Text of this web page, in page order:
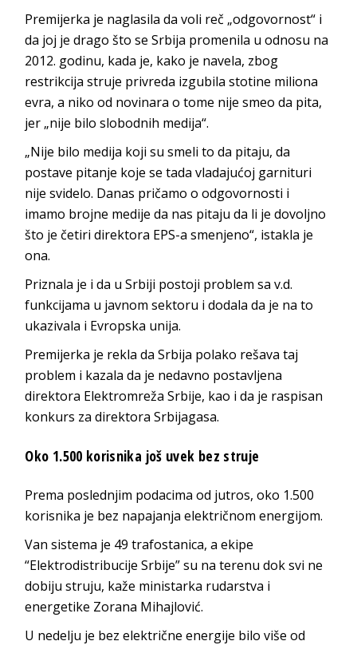
Premijerka je naglasila da voli reč „odgovornost“ i
da joj je drago što se Srbija promenila u odnosu na
2012. godinu, kada je, kako je navela, zbog
restrikcija struje privreda izgubila stotine miliona
evra, a niko od novinara o tome nije smeo da pita,
jer „nije bilo slobodnih medija“.
„Nije bilo medija koji su smeli to da pitaju, da
postave pitanje koje se tada vladajućoj garnituri
nije svidelo. Danas pričamo o odgovornosti i
imamo brojne medije da nas pitaju da li je dovoljno
što je četiri direktora EPS-a smenjeno“, istakla je
ona.
Priznala je i da u Srbiji postoji problem sa v.d.
funkcijama u javnom sektoru i dodala da je na to
ukazivala i Evropska unija.
Premijerka je rekla da Srbija polako rešava taj
problem i kazala da je nedavno postavljena
direktora Elektromreža Srbije, kao i da je raspisan
konkurs za direktora Srbijagasa.
Oko 1.500 korisnika još uvek bez struje
Prema poslednjim podacima od jutros, oko 1.500
korisnika je bez napajanja električnom energijom.
Van sistema je 49 trafostanica, a ekipe
“Elektrodistribucije Srbije” su na terenu dok svi ne
dobiju struju, kaže ministarka rudarstva i
energetike Zorana Mihajlović.
U nedelju je bez električne energije bilo više od